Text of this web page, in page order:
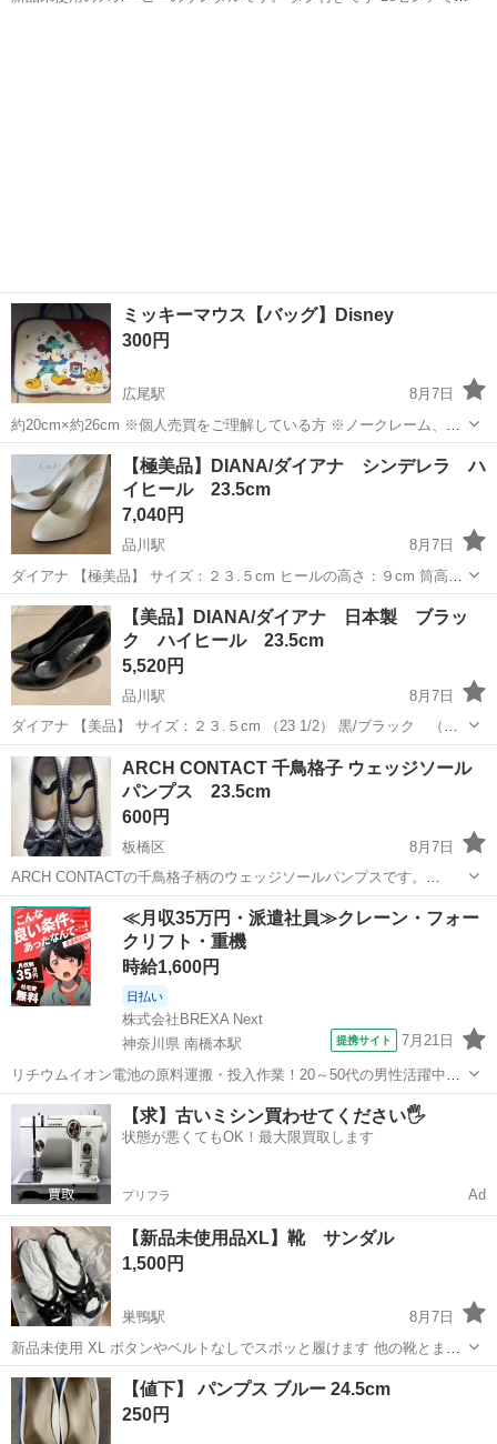
ミッキーマウス【バッグ】Disney
300円
広尾駅
8月7日
約20cm×約26cm ※個人売買をご理解している方 ※ノークレーム、ノ
ーリターンでお願いします ※Usedですので神経質な方はご遠慮くださ
い 麻布・広尾にて
東京 港区 広尾駅 ミッキーマウス
【極美品】DIANA/ダイアナ シンデレラ ハ
イヒール 23.5cm
7,040円
品川駅
8月7日
ダイアナ 【極美品】 サイズ：２３.５cm ヒールの高さ：９cm 筒高
さ：６cm 正規箱：有 室内１回のみの使用です。 ほとんど汚れもな
く、綺麗だと思います。 ブライダルはもちろんですが普段ばきにもご
活用...
東京 港区 品川駅 ダイアナ
【美品】DIANA/ダイアナ 日本製 ブラッ
ク ハイヒール 23.5cm
5,520円
品川駅
8月7日
ダイアナ 【美品】 サイズ：２３.５cm （23 1/2） 黒/ブラック （光
沢） 日本製 ほとんど汚れ、スレもなく、綺麗だと思います。 試着後
お決めいただいても結構です。 お気軽にご相談ください。 ...
東京 港区 ダイアナ
ARCH CONTACT 千鳥格子 ウェッジソール
パンプス 23.5cm
600円
板橋区
8月7日
ARCH CONTACTの千鳥格子柄のウェッジソールパンプスです。
23.5cm
東京 板橋区 靴 ウェッジソール
≪月収35万円・派遣社員≫クレーン・フォー
クリフト・重機
時給1,600円
日払い
株式会社BREXA Next
神奈川県 南橋本駅
提携サイト 7月21日
リチウムイオン電池の原料運搬・投入作業！20～50代の男性活躍中★
ワンルーム寮完備！赴任旅費会社負担！年間休日130日★フォークリフ
ト免許お持ちの方、活躍中！就業先食堂利用可★《神奈川県相模原
市》 人気の工場のお仕事 ◇電...
神奈川 相模原市 南橋本駅 その他
【求】古いミシン買わせてください🖐️
状態が悪くてもOK！最大限買取します
プリフラ Ad
【新品未使用品XL】靴 サンダル
1,500円
巣鴨駅
8月7日
新品未使用 XL ボタンやベルトなしでスポッと履けます 他の靴とまと
めての取引、大歓迎です！
東京 文京区 巣鴨駅
【値下】 パンプス ブルー 24.5cm
250円